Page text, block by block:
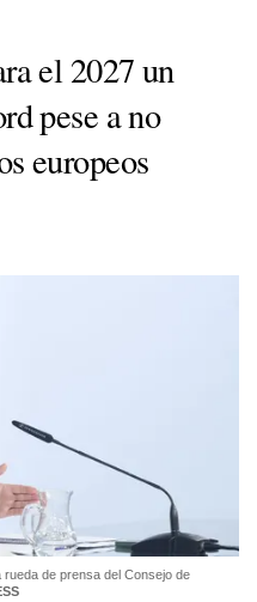
el 2027 un
pese a no
europeos
rueda de prensa del Consejo de